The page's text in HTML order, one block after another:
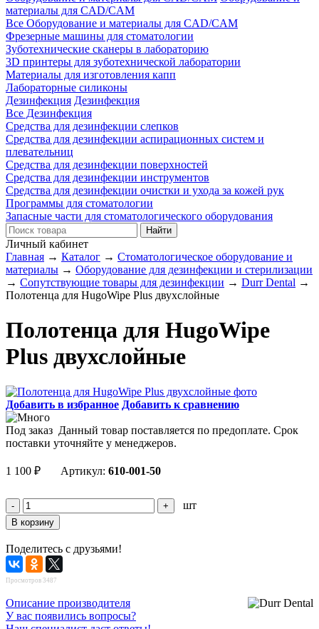
материалы для CAD/CAM
Все Оборудование и материалы для CAD/CAM
Фрезерные машины для стоматологии
Зуботехнические сканеры в лабораторию
3D принтеры для зуботехнической лаборатории
Материалы для изготовления капп
Лабораторные силиконы
Дезинфекция Дезинфекция
Все Дезинфекция
Средства для дезинфекции слепков
Средства для дезинфекции аспирационных систем и
плевательниц
Средства для дезинфекции поверхностей
Средства для дезинфекции инструментов
Средства для дезинфекции очистки и ухода за кожей рук
Программы для стоматологии
Запасные части для стоматологического оборудования
Личный кабинет
Главная → Каталог → Стоматологическое оборудование и
материалы → Оборудование для дезинфекции и стерилизации
→ Сопутствующие товары для дезинфекции → Durr Dental →
Полотенца для HugoWipe Plus двухслойные
Полотенца для HugoWipe
Plus двухслойные
Добавить в избранное Добавить к сравнению
Под заказ Данный товар поставляется по предоплате. Срок
поставки уточняйте у менеджеров.
1 100 ₽ Артикул: 610-001-50
шт
Поделитесь с друзьями!
Просмотров 3487
Описание производителя
У вас появились вопросы?